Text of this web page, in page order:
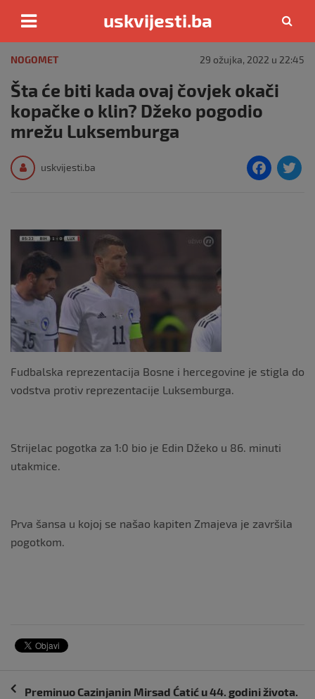
content
uskvijesti.ba
NOGOMET 29 ožujka, 2022 u 22:45
Šta će biti kada ovaj čovjek okači
kopačke o klin? Džeko pogodio
mrežu Luksemburga
uskvijesti.ba
F
Fudbalska reprezentacija Bosne i hercegovine je stigla do
vodstva protiv reprezentacije Luksemburga.
Strijelac pogotka za 1:0 bio je Edin Džeko u 86. minuti
utakmice.
Prva šansa u kojoj se našao kapiten Zmajeva je završila
pogotkom.
Navigacija
Preminuo Cazinjanin Mirsad Ćatić u 44. godini života.